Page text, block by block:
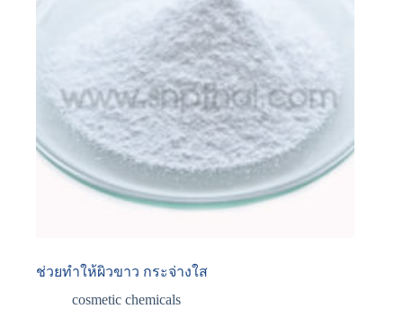
ช่วยทำให้ผิวขาว กระจ่างใส
cosmetic chemicals